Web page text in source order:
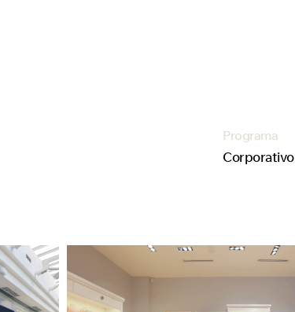
Programa
Corporativo